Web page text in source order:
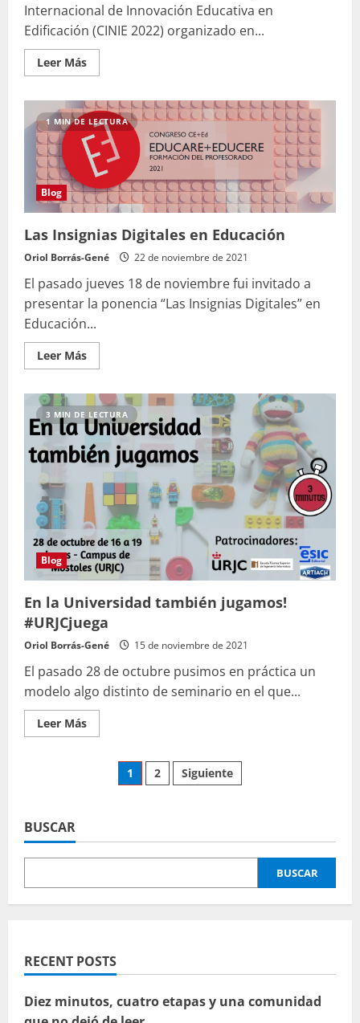
Internacional de Innovación Educativa en
Edificación (CINIE 2022) organizado en...
Leer MásLeer
más
Hybrid
Digital
Identity
Workshop
using
interactive
tools
1 MIN DE LECTURA
Blog
Las Insignias Digitales en Educación
Oriol Borrás-Gené 22 de noviembre de 2021
El pasado jueves 18 de noviembre fui invitado a
presentar la ponencia “Las Insignias Digitales” en
Educación...
Leer MásLeer
más
Las
Insignias
Digitales
en
Educación
3 MIN DE LECTURA
Blog
En la Universidad también jugamos!
#URJCjuega
Oriol Borrás-Gené 15 de noviembre de 2021
El pasado 28 de octubre pusimos en práctica un
modelo algo distinto de seminario en el que...
Leer MásLeer
más
Universidad
Paginación
entradas
1 2 Siguiente
BUSCAR
BUSCAR
RECENT POSTS
Diez minutos, cuatro etapas y una comunidad